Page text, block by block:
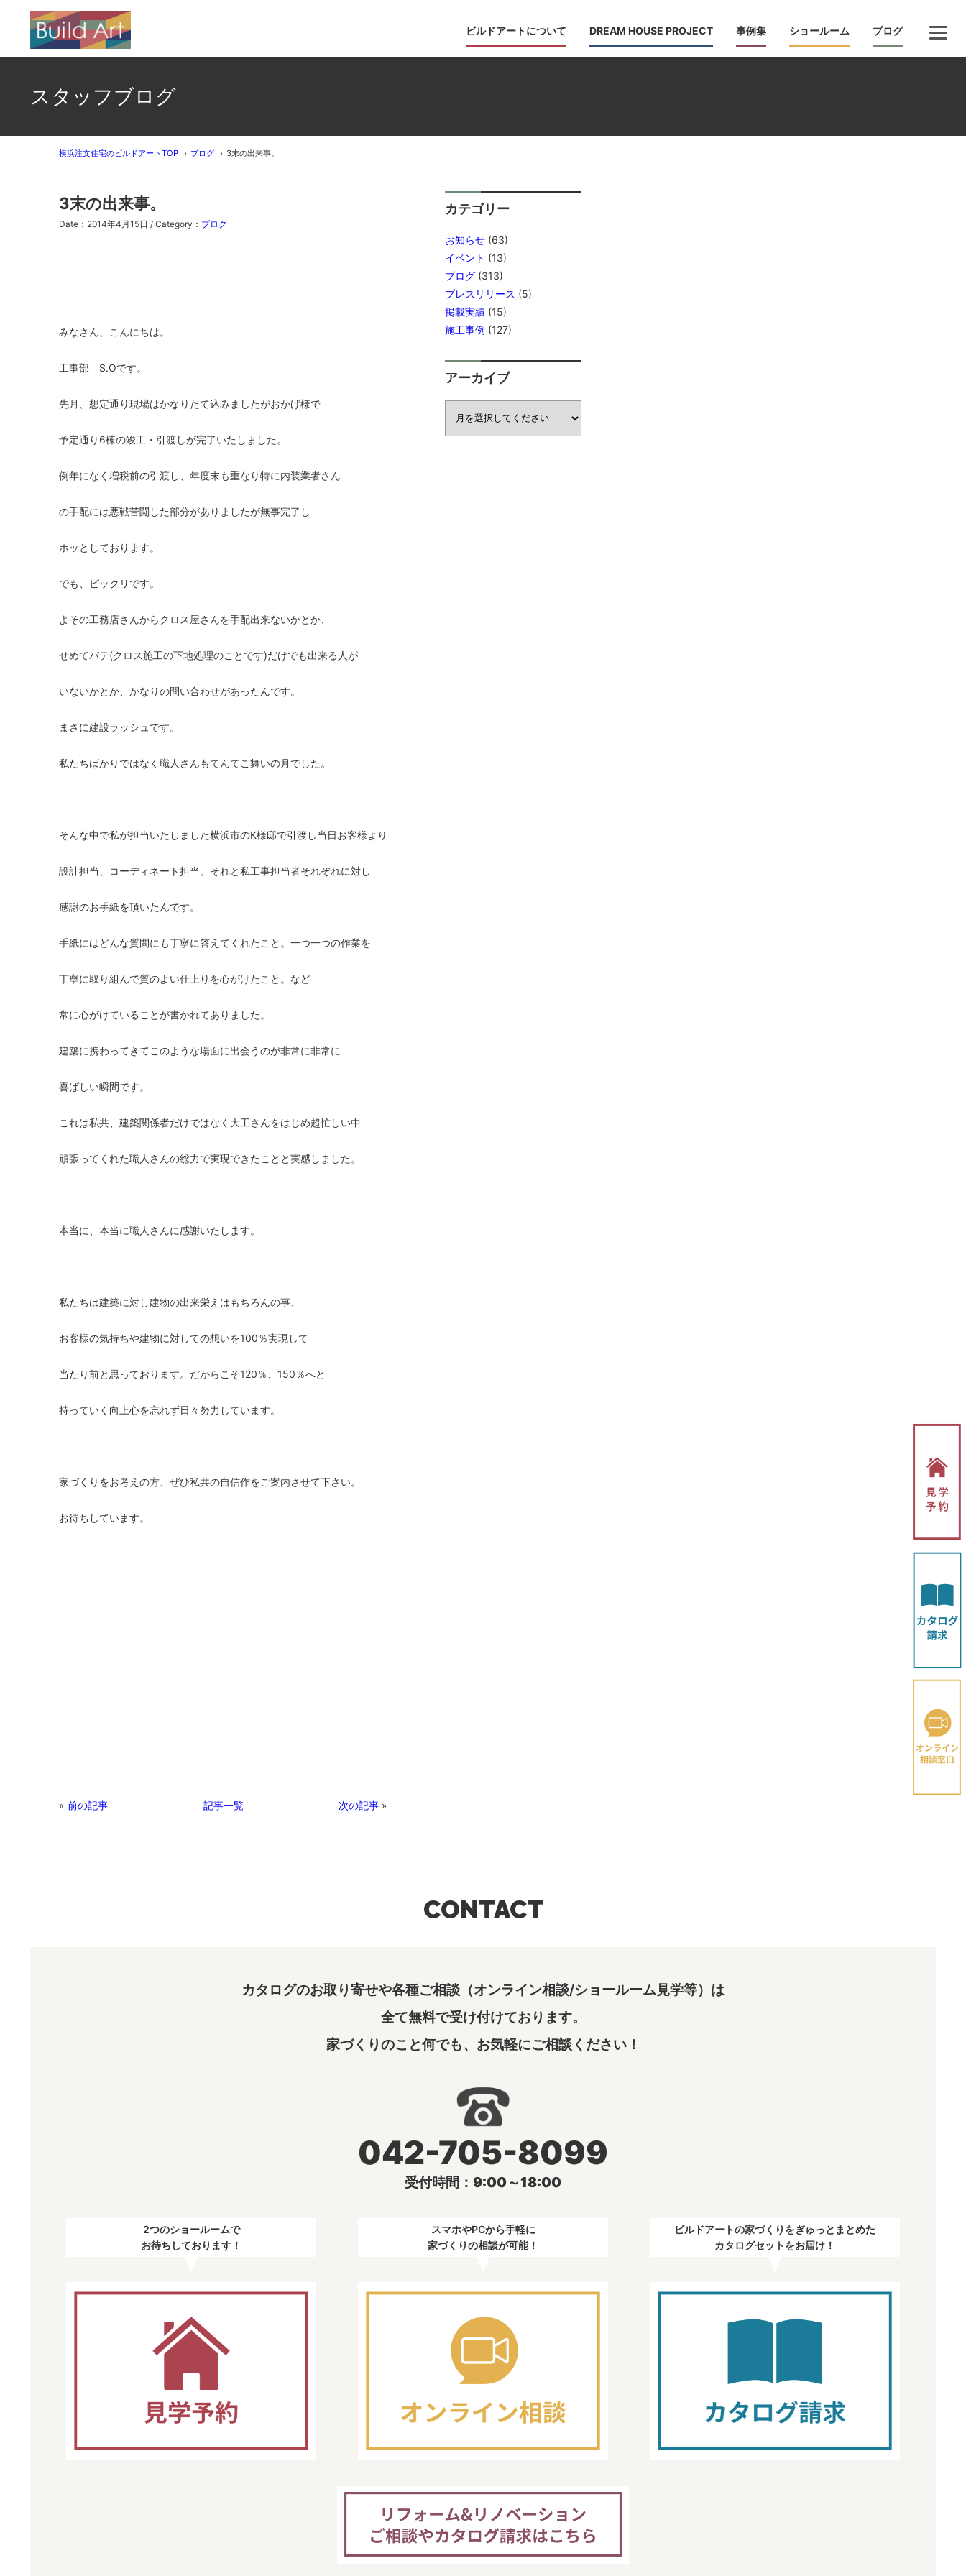
ビルドアートについて DREAM HOUSE PROJECT 事例集 ショールーム ブログ
スタッフブログ
横浜注文住宅のビルドアートTOP ブログ 3末の出来事。
3末の出来事。
Date：2014年4月15日 / Category： ブログ
みなさん、こんにちは。
工事部 S.Oです。
先月、想定通り現場はかなりたて込みましたがおかげ様で
予定通り6棟の竣工・引渡しが完了いたしました。
例年になく増税前の引渡し、年度末も重なり特に内装業者さん
の手配には悪戦苦闘した部分がありましたが無事完了し
ホッとしております。
でも、ビックリです。
よその工務店さんからクロス屋さんを手配出来ないかとか、
せめてパテ(クロス施工の下地処理のことです)だけでも出来る人が
いないかとか、かなりの問い合わせがあったんです。
まさに建設ラッシュです。
私たちばかりではなく職人さんもてんてこ舞いの月でした。
そんな中で私が担当いたしました横浜市のK様邸で引渡し当日お客様より
設計担当、コーディネート担当、それと私工事担当者それぞれに対し
感謝のお手紙を頂いたんです。
手紙にはどんな質問にも丁寧に答えてくれたこと。一つ一つの作業を
丁寧に取り組んで質のよい仕上りを心がけたこと。など
常に心がけていることが書かれてありました。
建築に携わってきてこのような場面に出会うのが非常に非常に
喜ばしい瞬間です。
これは私共、建築関係者だけではなく大工さんをはじめ超忙しい中
頑張ってくれた職人さんの総力で実現できたことと実感しました。
本当に、本当に職人さんに感謝いたします。
私たちは建築に対し建物の出来栄えはもちろんの事、
お客様の気持ちや建物に対しての想いを100％実現して
当たり前と思っております。だからこそ120％、150％へと
持っていく向上心を忘れず日々努力しています。
家づくりをお考えの方、ぜひ私共の自信作をご案内させて下さい。
お待ちしています。
記事一覧
« 前の記事 次の記事 »
カテゴリー
お知らせ (63)
イベント (13)
ブログ (313)
プレスリリース (5)
掲載実績 (15)
施工事例 (127)
アーカイブ
CONTACT
カタログのお取り寄せや各種ご相談（オンライン相談/ショールーム見学等）は
全て無料で受け付けております。
家づくりのこと何でも、お気軽にご相談ください！
042-705-8099
受付時間：9:00～18:00
2つのショールームで
お待ちしております！
スマホやPCから手軽に
家づくりの相談が可能！
ビルドアートの家づくりをぎゅっとまとめた
カタログセットをお届け！